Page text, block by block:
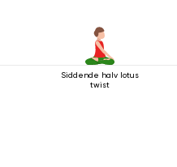
Siddende halv lotus
twist